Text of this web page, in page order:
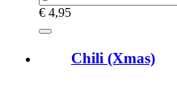
€ 4,95
Chili (Xmas)